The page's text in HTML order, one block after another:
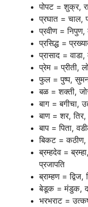
पोपट = शुक्र,
प्रघात = चाल,
प्रवीण =
प्रसिद्ध =
प्रासाद = वाडा,
प्रेम = प्रीती,
फुल = पुष्प,
बळ = शक्ती,
बाग = बगीचा,
बाण = शर,
बाप = पिता,
बिकट =
ब्रम्हदेव =
प्रजापति
ब्राम्हण = द्विज,
बेडूक = मंडुक,
भरभराट =